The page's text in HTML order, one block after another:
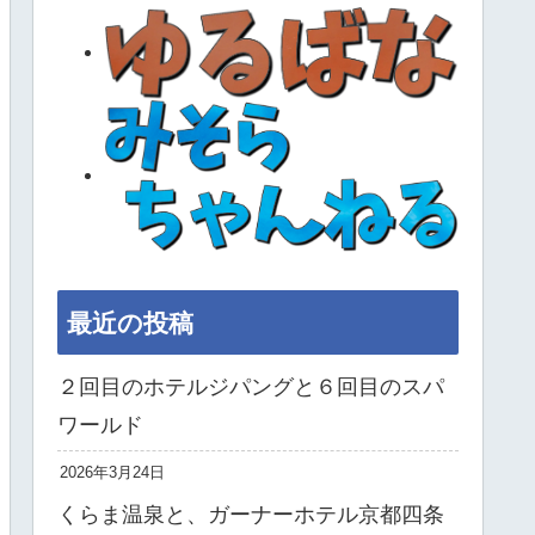
最近の投稿
２回目のホテルジパングと６回目のスパ
ワールド
2026年3月24日
くらま温泉と、ガーナーホテル京都四条